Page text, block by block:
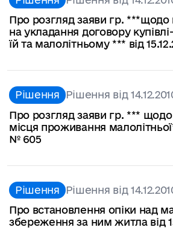
Про розгляд заяви гр. ***щодо
на укладання договору
їй та малолітньому *** від
Рішення Рішення від
Про розгляд заяви гр. ***
місця проживання
№ 605
Рішення Рішення від
Про встановлення опіки над
збереження за ним житла від